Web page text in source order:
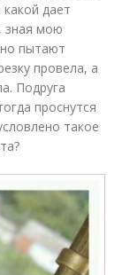
дает
зная мою
пытают
провела, а
Подруга
проснутся
такое